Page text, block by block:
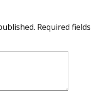
Required fields